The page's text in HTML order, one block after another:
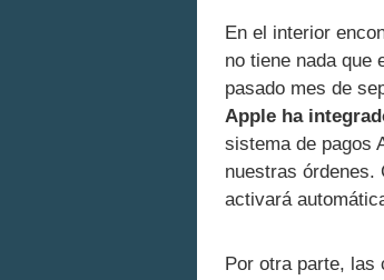
En el interior
no tiene nada que
pasado mes de
Apple ha
sistema de pagos
nuestras órdenes.
activará
Por otra parte, las